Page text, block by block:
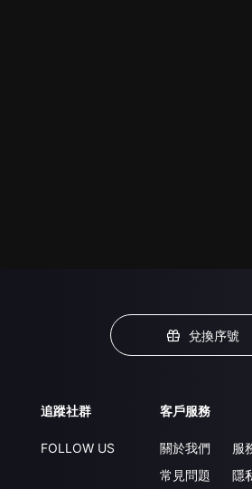
兌換序號
追蹤社群
FOLLOW US
客戶服務
關於我們
常見問題
服
隱